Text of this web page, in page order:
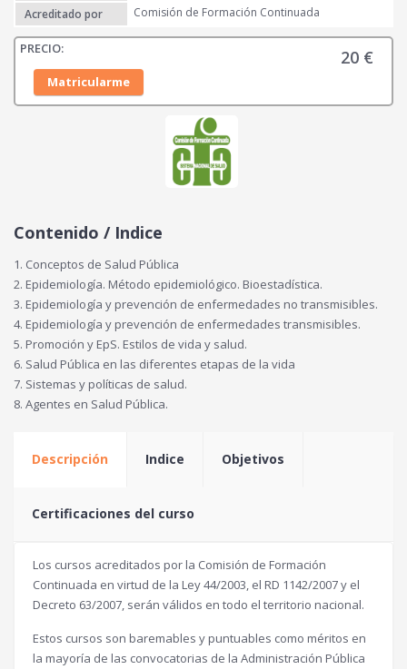
Acreditado por
Comisión de Formación Continuada
20 €
Matricularme
Contenido / Indice
1. Conceptos de Salud Pública
2. Epidemiología. Método epidemiológico. Bioestadística.
3. Epidemiología y prevención de enfermedades no transmisibles.
4. Epidemiología y prevención de enfermedades transmisibles.
5. Promoción y EpS. Estilos de vida y salud.
6. Salud Pública en las diferentes etapas de la vida
7. Sistemas y políticas de salud.
8. Agentes en Salud Pública.
Descripción Indice Objetivos
Certificaciones del curso
Los cursos acreditados por la Comisión de Formación
Continuada en virtud de la Ley 44/2003, el RD 1142/2007 y el
Decreto 63/2007, serán válidos en todo el territorio nacional.
Estos cursos son baremables y puntuables como méritos en
la mayoría de las convocatorias de la Administración Pública